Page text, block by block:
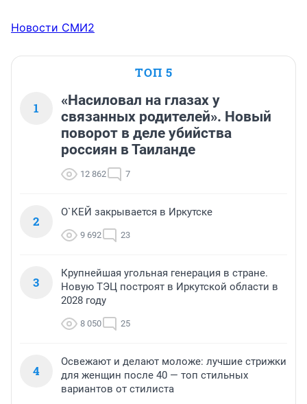
Новости СМИ2
ТОП 5
1
«Насиловал на глазах у
связанных родителей». Новый
поворот в деле убийства
россиян в Таиланде
12 862 7
2
О`КЕЙ закрывается в Иркутске
9 692 23
3
Крупнейшая угольная генерация в стране.
Новую ТЭЦ построят в Иркутской области в
2028 году
8 050 25
4
Освежают и делают моложе: лучшие стрижки
для женщин после 40 — топ стильных
вариантов от стилиста